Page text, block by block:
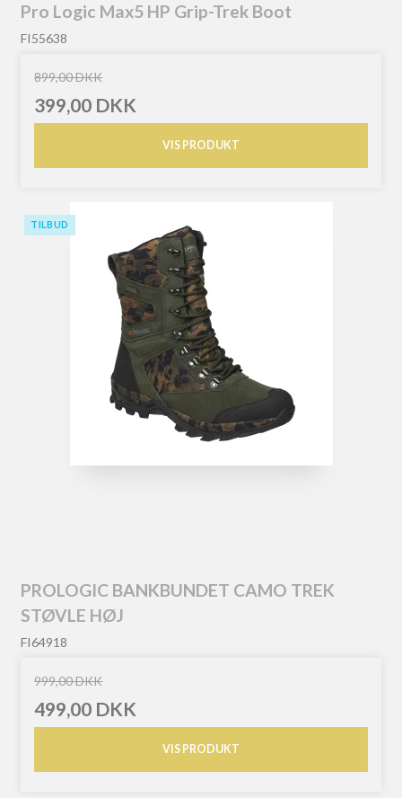
Pro Logic Max5 HP Grip-Trek Boot
FI55638
899,00 DKK
399,00 DKK
VIS PRODUKT
TILBUD
PROLOGIC BANKBUNDET CAMO TREK
STØVLE HØJ
FI64918
999,00 DKK
499,00 DKK
VIS PRODUKT